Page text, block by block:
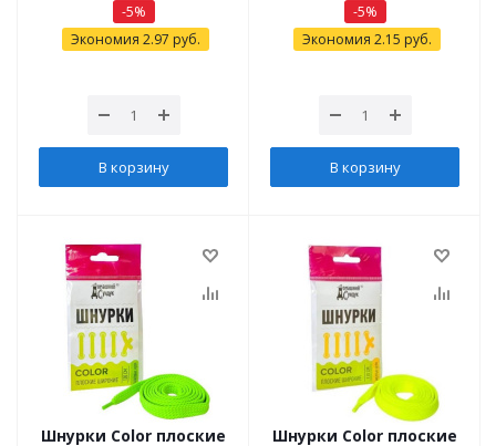
-5%
Экономия 2.97 руб.
В корзину
-5%
Экономия 2.15 руб.
В корзину
Шнурки Color плоские Шнурки Color плоские